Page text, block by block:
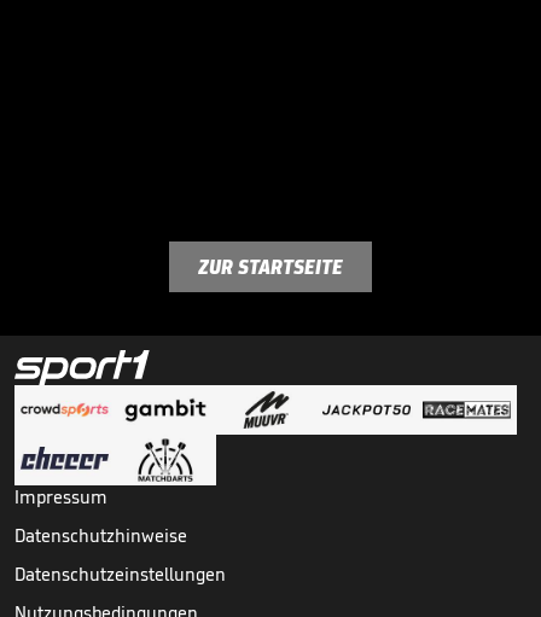
ZUR STARTSEITE
Impressum
Datenschutzhinweise
Datenschutzeinstellungen